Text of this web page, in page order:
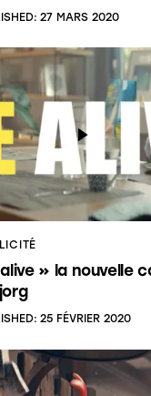
27 MARS 2020
» la nouvelle
25 FÉVRIER 2020